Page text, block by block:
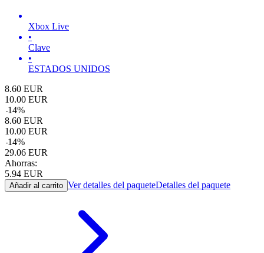
Xbox Live
•
Clave
•
ESTADOS UNIDOS
8.60 EUR
10.00 EUR
-14%
8.60 EUR
10.00 EUR
-14%
29.06 EUR
Ahorras:
5.94 EUR
Añadir al carrito Ver detalles del paqueteDetalles del paquete